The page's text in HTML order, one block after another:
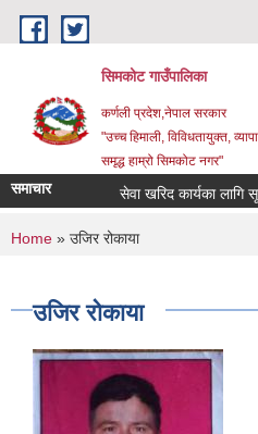
Skip to main content
सिमकोट गाउँपालिका
कर्णली प्रदेश,नेपाल सरकार
"उच्च हिमाली, विविधतायुक्त,
समृद्ध हाम्रो सिमकोट नगर"
समाचार
You are here
Home » उजिर रोकाया
उजिर रोकाया